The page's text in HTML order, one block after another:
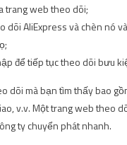
trang web theo dõi;
dõi AliExpress và chèn nó
để tiếp tục theo dõi bưu
dõi mà bạn tìm thấy bao
v.v. Một trang web theo
ty chuyển phát nhanh.